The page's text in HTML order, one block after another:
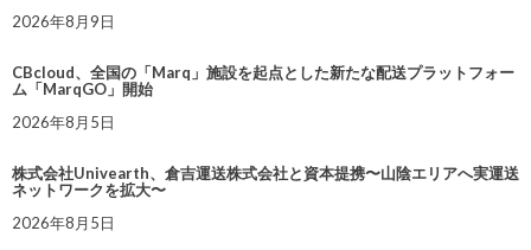
2026年8月9日
CBcloud、全国の「Marq」施設を起点とした新たな配送プラットフォー
ム「MarqGO」開始
2026年8月5日
株式会社Univearth、倉吉運送株式会社と資本提携〜山陰エリアへ実運送
ネットワークを拡大〜
2026年8月5日